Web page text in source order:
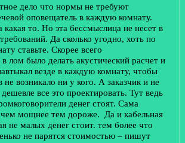
дело что нормы не требуют
оповещатель в каждую комнату.
то. Но эта бессмыслица не несет в
Да сколько угодно, хоть по
ставьте. Скорее всего
лом было делать акустический расчет и
везде в каждую комнату, чтобы
возникало ни у кого. А заказчик и не
все это проектировать. Тут ведь
денег стоят. Сама
мощнее тем дороже. Да и кабельная
не малых денег стоит. тем более что
не парятся стоимостью – пишут